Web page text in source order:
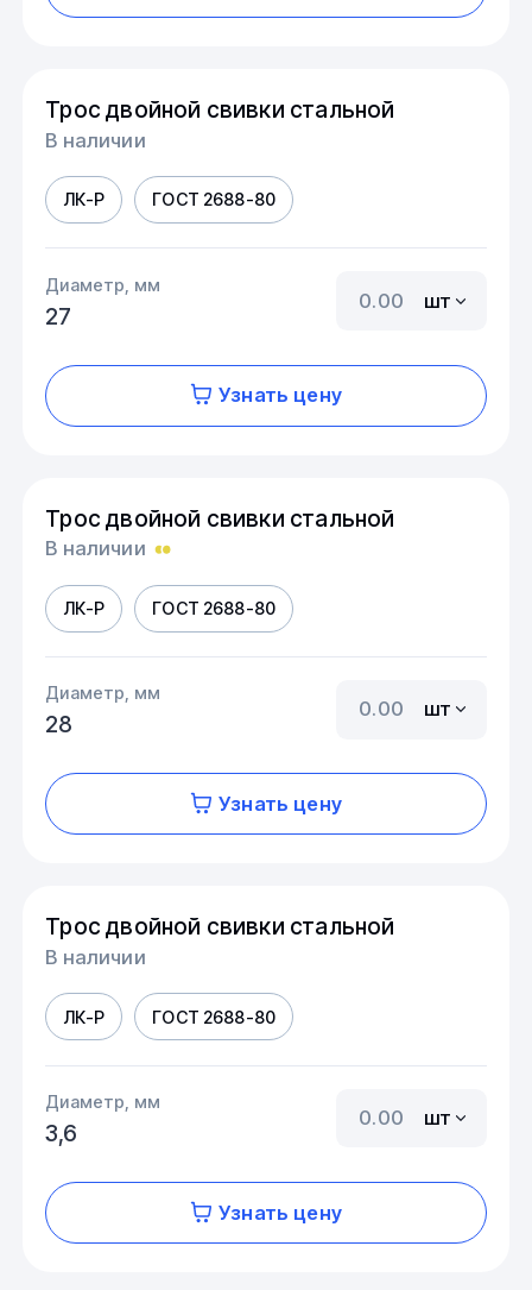
Трос двойной свивки стальной
В наличии
ЛК-Р ГОСТ 2688-80
Диаметр, мм
27
шт
Узнать цену
Трос двойной свивки стальной
В наличии
ЛК-Р ГОСТ 2688-80
Диаметр, мм
28
шт
Узнать цену
Трос двойной свивки стальной
В наличии
ЛК-Р ГОСТ 2688-80
Диаметр, мм
3,6
шт
Узнать цену